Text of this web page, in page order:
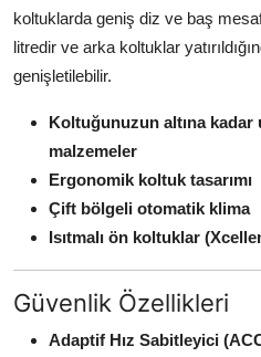
koltuklarda geniş diz ve baş
litredir ve arka koltuklar
genişletilebilir.
Koltuğunuzun altına
malzemeler
Ergonomik koltuk tasarımı
Çift bölgeli otomatik klima
Isıtmalı ön koltuklar
Güvenlik Özellikleri
Adaptif Hız Sabitleyici